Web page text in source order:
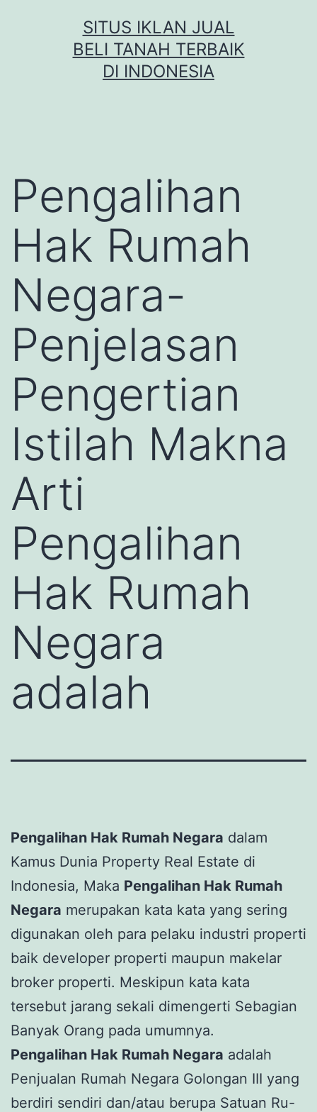
SITUS IKLAN JUAL
BELI TANAH TERBAIK
DI INDONESIA
Pengalihan
Hak Rumah
Negara-
Penjelasan
Pengertian
Istilah Makna
Arti
Pengalihan
Hak Rumah
Negara
adalah
Pengalihan Hak Rumah Negara dalam
Kamus Dunia Property Real Estate di
Indonesia, Maka Pengalihan Hak Rumah
Negara merupakan kata kata yang sering
digunakan oleh para pelaku industri properti
baik developer properti maupun makelar
broker properti. Meskipun kata kata
tersebut jarang sekali dimengerti Sebagian
Banyak Orang pada umumnya.
Pengalihan Hak Rumah Negara adalah
Penjualan Rumah Negara Golongan III yang
berdiri sendiri dan/atau berupa Satuan Ru-